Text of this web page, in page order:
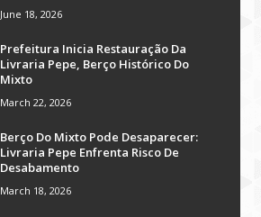
June 18, 2026
Prefeitura Inicia Restauração Da
Livraria Pepe, Berço Histórico Do
Mixto
March 22, 2026
Berço Do Mixto Pode Desaparecer:
Livraria Pepe Enfrenta Risco De
Desabamento
March 18, 2026